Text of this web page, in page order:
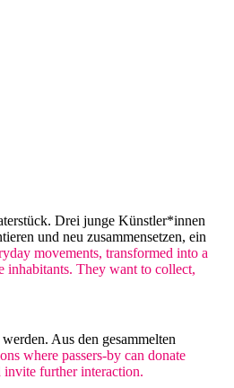
Drei junge Künstler*innen
und neu zusammensetzen, ein
movements, transformed into a
inhabitants. They want to collect,
Aus den gesammelten
where passers-by can donate
invite further interaction.